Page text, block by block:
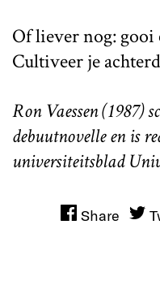
Of liever nog: gooi
Cultiveer je
Ron Vaessen (1987)
debuutnovelle en is
universiteitsblad
Share